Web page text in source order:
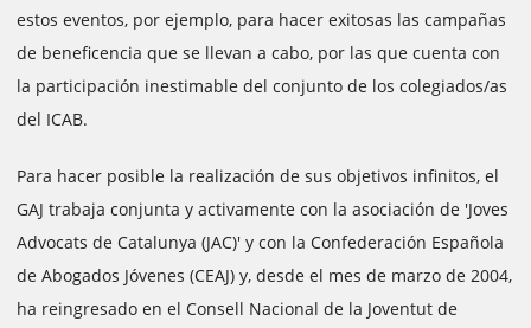
estos eventos, por ejemplo, para hacer exitosas las campañas
de beneficencia que se llevan a cabo, por las que cuenta con
la participación inestimable del conjunto de los colegiados/as
del ICAB.
Para hacer posible la realización de sus objetivos infinitos, el
GAJ trabaja conjunta y activamente con la asociación de 'Joves
Advocats de Catalunya (JAC)' y con la Confederación Española
de Abogados Jóvenes (CEAJ) y, desde el mes de marzo de 2004,
ha reingresado en el Consell Nacional de la Joventut de